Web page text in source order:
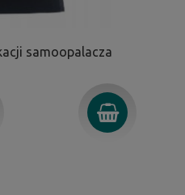
samoopalacza